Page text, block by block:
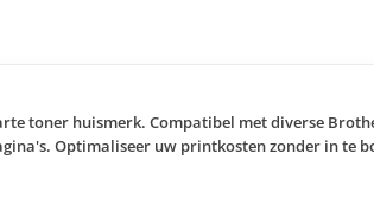
toner huismerk. Compatibel met diverse
Optimaliseer uw printkosten zonder in te